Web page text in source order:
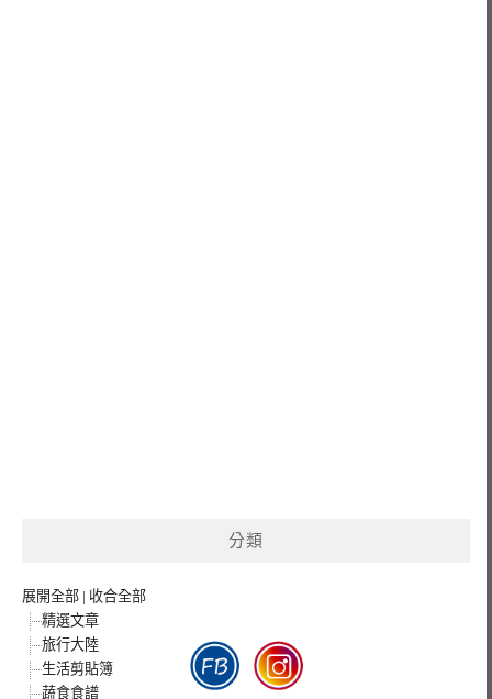
分類
展開全部 | 收合全部
精選文章
旅行大陸
生活剪貼簿
蔬食食譜